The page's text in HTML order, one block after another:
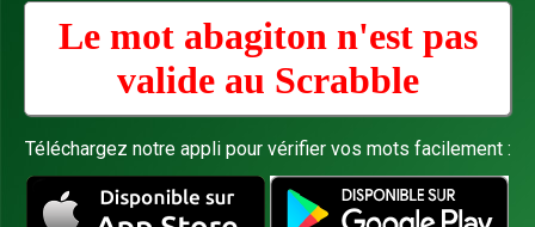
Le mot abagiton n'est pas
valide au Scrabble
Téléchargez notre appli pour vérifier vos mots facilement :